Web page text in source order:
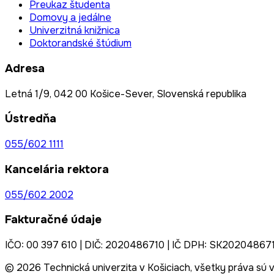
Preukaz študenta
Domovy a jedálne
Univerzitná knižnica
Doktorandské štúdium
Adresa
Letná 1/9, 042 00 Košice-Sever, Slovenská republika
Ústredňa
055/602 1111
Kancelária rektora
055/602 2002
Fakturačné údaje
IČO: 00 397 610 | DIČ: 2020486710 | IČ DPH:
© 2026 Technická univerzita v Košiciach, všetky práva sú